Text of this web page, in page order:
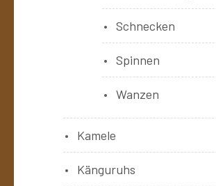
Schnecken
Spinnen
Wanzen
Kamele
Känguruhs